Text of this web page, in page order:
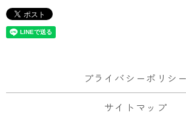
プライバシーポリシー
サイトマップ